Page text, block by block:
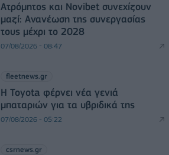
Ατρόμητος και Novibet συνεχίζουν
μαζί: Ανανέωση της συνεργασίας
τους μέχρι το 2028
07/08/2026 - 08:47
fleetnews.gr
Η Toyota φέρνει νέα γενιά
μπαταριών για τα υβριδικά της
07/08/2026 - 05:22
csrnews.gr